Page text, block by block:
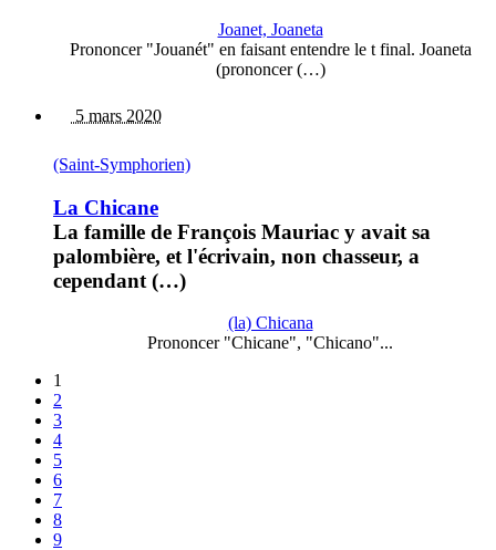
Joanet, Joaneta
Prononcer "Jouanét" en faisant entendre le t final. Joaneta
(prononcer (…)
5 mars 2020
(Saint-Symphorien)
La Chicane
La famille de François Mauriac y avait sa
palombière, et l'écrivain, non chasseur, a
cependant (…)
(la) Chicana
Prononcer "Chicane", "Chicano"...
1
2
3
4
5
6
7
8
9